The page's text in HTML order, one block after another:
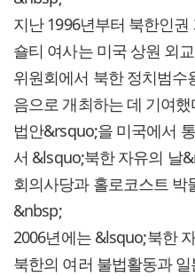
지난 1996년부터 북한인
숄티 여사는 미국 상원 외
위원회에서 북한 정치범수
음으로 개최하는 데 기여
법안&rsquo;을 미국에서
서 &lsquo;북한 자유의 날
회의사당과 홀로코스트 박
&nbsp;
2006년에는 &lsquo;북한
북한의 여러 불법활동과